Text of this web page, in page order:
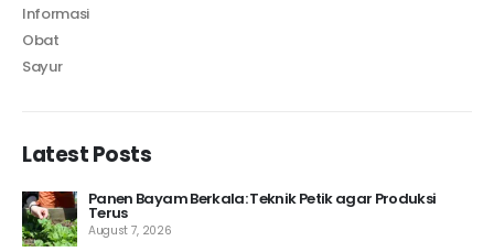
Informasi
Obat
Sayur
Latest Posts
Drainase Kebun Menurun: Cara Buat Agar Air Tidak
Genang
July 31, 2026